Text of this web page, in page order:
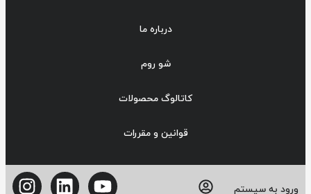
درباره ما
شو روم
کاتالوگ محصولات
قوانین و مقررات
ورود به سیستم